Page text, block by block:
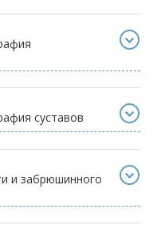
суставов
и забрюшинного